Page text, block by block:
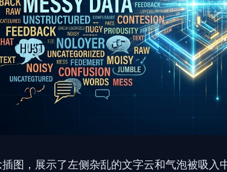
图，展示了左侧杂乱的文字云和气泡被吸入